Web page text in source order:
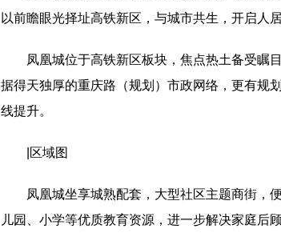
以前瞻眼光择址高铁新区，与城市共生，开启人
凤凰城位于高铁新区板块，焦点热土备受瞩
据得天独厚的重庆路（规划）市政网络，更有规
线提升。
|区域图
凤凰城坐享城熟配套，大型社区主题商街，
儿园、小学等优质教育资源，进一步解决家庭后